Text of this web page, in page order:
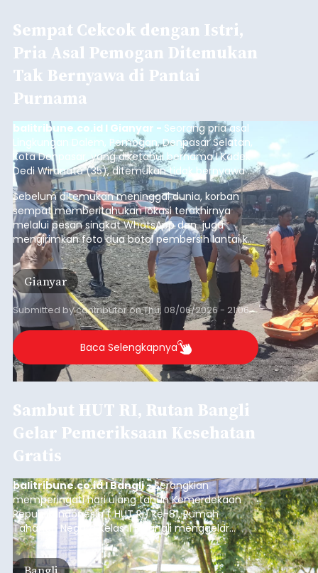
Sempat Cekcok dengan Istri,
Pria Asal Pemogan Ditemukan
Tak Bernyawa di Pantai
Purnama
balitribune.co.id I Gianyar - Seorang pria asal
Lingkungan Dalem, Pemogan, Denpasar Selatan,
Kota Denpasar, yang diketahui bernama I Kadek
Dedi Wiranata (35), ditemukan tidak bernyawa di
pesisir Pantai Purnama, Sukawati.
Sebelum ditemukan meninggal dunia, korban
sempat memberitahukan lokasi terakhirnya
melalui pesan singkat WhatsApp dan juga
mengirimkan foto dua botol pembersih lantai ke
istrinya.
Gianyar
Submitted bycontributoronThu, 08/06/2026 - 21:06
Baca Selengkapnya
Sambut HUT RI, Rutan Bangli
Gelar Pemeriksaan Kesehatan
Gratis
balitribune.co.id I Bangli -Serangkian
memperingati hari ulang tahun Kemerdekaan
Republik Indonesia ( HUT RI) ke-81, Rumah
Tahanan Negara Kelas II B Bangli menggelar
kegiatan pemeriksaan kesehatan gratis, Rabu
(6/8/2026).